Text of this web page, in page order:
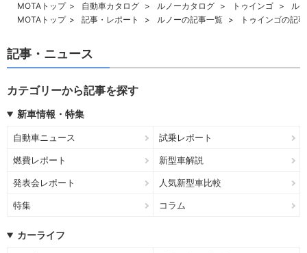
MOTAトップ
自動車カタログ ルノーカタログ トゥインゴ
ル
MOTAトップ
記事・レポート ルノーの記事一覧 トゥインゴの記
記事・ニュース
カテゴリーから記事を探す
新車情報・特集
自動車ニュース 試乗レポート
燃費レポート 新型車解説
発表会レポート 人気新型車比較
特集 コラム
カーライフ